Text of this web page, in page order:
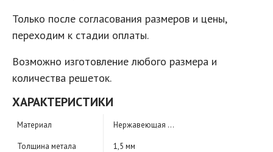
Только после согласования размеров и цены,
переходим к стадии оплаты.
Возможно изготовление любого размера и
количества решеток.
ХАРАКТЕРИСТИКИ
Материал Нержавеющая сталь
Толщина метала 1,5 мм